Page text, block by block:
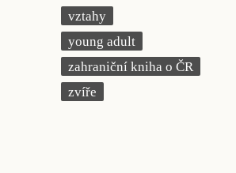
vztahy
young adult
zahraniční kniha o ČR
zvíře